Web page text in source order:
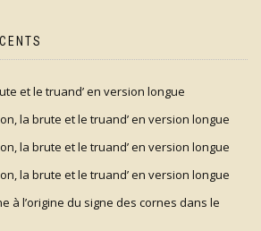
et le truand’ en version longue
la brute et le truand’ en version longue
la brute et le truand’ en version longue
la brute et le truand’ en version longue
à l’origine du signe des cornes dans le